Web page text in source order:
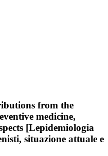
from the
medicine,
[Lepidemiologia
situazione attuale e